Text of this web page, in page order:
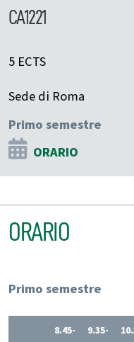
CA1221
5 ECTS
Sede di Roma
Primo semestre
ORARIO
ORARIO
Primo semestre
8.45-
9.35-